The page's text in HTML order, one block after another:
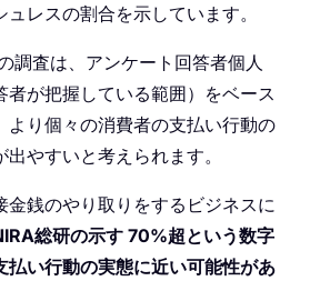
レスの割合を示しています。
調査は、アンケート回答者個人
者が把握している範囲）をベース
より個々の消費者の支払い行動の
やすいと考えられます。
金銭のやり取りをするビジネスに
総研の示す 70%超という数字
払い行動の実態に近い可能性があ